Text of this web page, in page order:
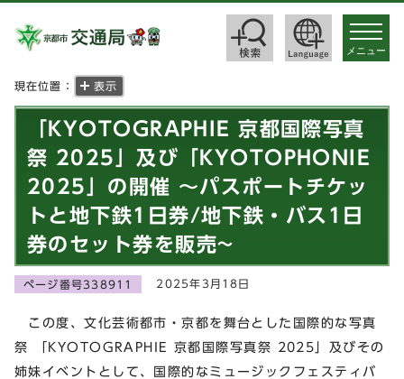
toggle
メニュー
現在位置： 表示
「KYOTOGRAPHIE 京都国際写真
祭 2025」及び「KYOTOPHONIE
2025」の開催 ～パスポートチケッ
トと地下鉄1日券/地下鉄・バス1日
券のセット券を販売~
ページ番号338911 2025年3月18日
この度、文化芸術都市・京都を舞台とした国際的な写真
祭 「KYOTOGRAPHIE 京都国際写真祭 2025」及びその
姉妹イベントとして、国際的なミュージックフェスティバ